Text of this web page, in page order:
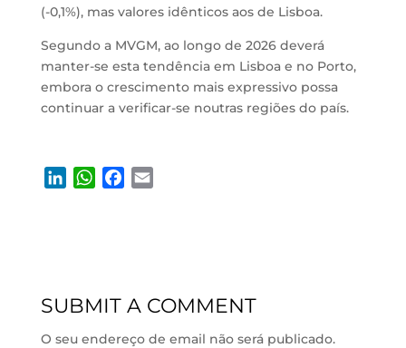
(-0,1%), mas valores idênticos aos de Lisboa.
Segundo a MVGM, ao longo de 2026 deverá
manter-se esta tendência em Lisboa e no Porto,
embora o crescimento mais expressivo possa
continuar a verificar-se noutras regiões do país.
I
W
p
o
SUBMIT A COMMENT
O seu endereço de email não será publicado.